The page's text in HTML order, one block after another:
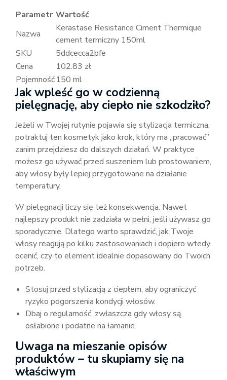
Parametr Wartość
Nazwa
Kerastase Resistance Ciment Thermique
cement termiczny 150ml
SKU
5ddcecca2bfe
Cena
102.83 zł
Pojemność150 ml
Jak wpleść go w codzienną
pielęgnację, aby ciepło nie szkodziło?
Jeżeli w Twojej rutynie pojawia się stylizacja termiczna,
potraktuj ten kosmetyk jako krok, który ma „pracować”
zanim przejdziesz do dalszych działań. W praktyce
możesz go używać przed suszeniem lub prostowaniem,
aby włosy były lepiej przygotowane na działanie
temperatury.
W pielęgnacji liczy się też konsekwencja. Nawet
najlepszy produkt nie zadziała w pełni, jeśli używasz go
sporadycznie. Dlatego warto sprawdzić, jak Twoje
włosy reagują po kilku zastosowaniach i dopiero wtedy
ocenić, czy to element idealnie dopasowany do Twoich
potrzeb.
Stosuj przed stylizacją z ciepłem, aby ograniczyć
ryzyko pogorszenia kondycji włosów.
Dbaj o regularność, zwłaszcza gdy włosy są
osłabione i podatne na łamanie.
Uwaga na mieszanie opisów
produktów – tu skupiamy się na
właściwym